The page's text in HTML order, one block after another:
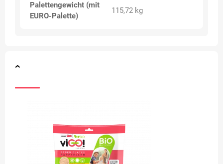
Palettengewicht (mit
EURO-Palette)
115,72 kg